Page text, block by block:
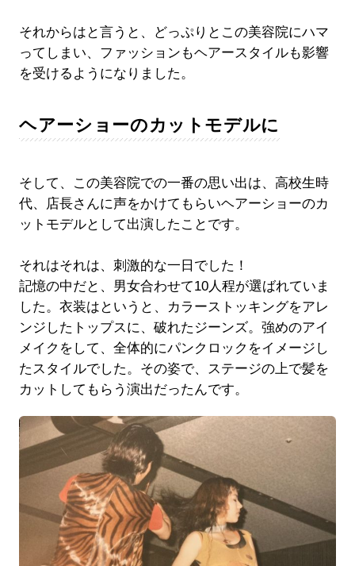
それからはと言うと、どっぷりとこの美容院にハマ
ってしまい、ファッションもヘアースタイルも影響
を受けるようになりました。
ヘアーショーのカットモデルに
そして、この美容院での一番の思い出は、高校生時
代、店長さんに声をかけてもらいヘアーショーのカ
ットモデルとして出演したことです。
それはそれは、刺激的な一日でした！
記憶の中だと、男女合わせて10人程が選ばれていま
した。衣装はというと、カラーストッキングをアレ
ンジしたトップスに、破れたジーンズ。強めのアイ
メイクをして、全体的にパンクロックをイメージし
たスタイルでした。その姿で、ステージの上で髪を
カットしてもらう演出だったんです。